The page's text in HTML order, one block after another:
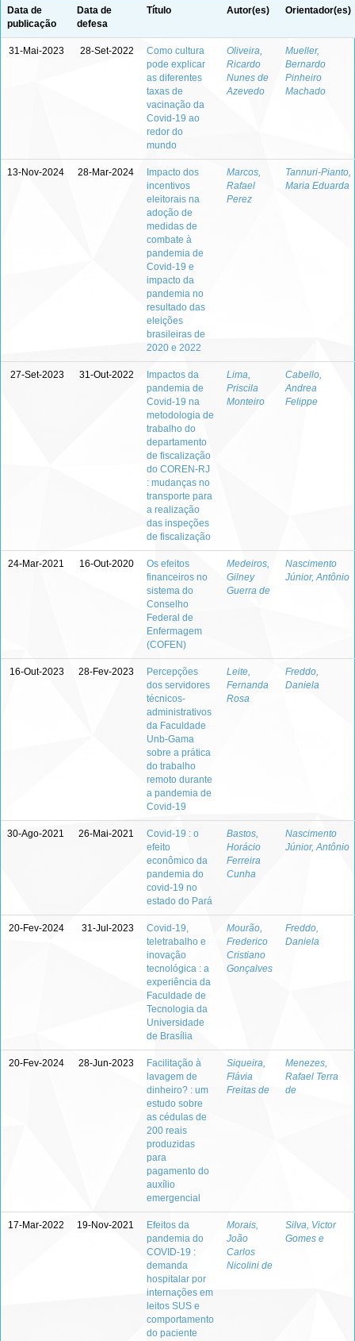
Data de
publicação
Data de
defesa
Título Autor(es) Orientador(es)
31-Mai-2023 28-Set-2022
Como cultura
pode explicar
as diferentes
taxas de
vacinação da
Covid-19 ao
redor do
mundo
Oliveira,
Ricardo
Nunes de
Azevedo
Mueller,
Bernardo
Pinheiro
Machado
13-Nov-2024 28-Mar-2024
Impacto dos
incentivos
eleitorais na
adoção de
medidas de
combate à
pandemia de
Covid-19 e
impacto da
pandemia no
resultado das
eleições
brasileiras de
2020 e 2022
Marcos,
Rafael
Perez
Tannuri-Pianto,
Maria Eduarda
27-Set-2023 31-Out-2022
Impactos da
pandemia de
Covid-19 na
metodologia de
trabalho do
departamento
de fiscalização
do COREN-RJ
: mudanças no
transporte para
a realização
das inspeções
de fiscalização
Lima,
Priscila
Monteiro
Cabello,
Andrea
Felippe
24-Mar-2021 16-Out-2020
Os efeitos
financeiros no
sistema do
Conselho
Federal de
Enfermagem
(COFEN)
Medeiros,
Gilney
Guerra de
Nascimento
Júnior, Antônio
16-Out-2023 28-Fev-2023
Percepções
dos servidores
técnicos-
administrativos
da Faculdade
Unb-Gama
sobre a prática
do trabalho
remoto durante
a pandemia de
Covid-19
Leite,
Fernanda
Rosa
Freddo,
Daniela
30-Ago-2021 26-Mai-2021
Covid-19 : o
efeito
econômico da
pandemia do
covid-19 no
estado do Pará
Bastos,
Horácio
Ferreira
Cunha
Nascimento
Júnior, Antônio
20-Fev-2024 31-Jul-2023
Covid-19,
teletrabalho e
inovação
tecnológica : a
experiência da
Faculdade de
Tecnologia da
Universidade
de Brasília
Mourão,
Frederico
Cristiano
Gonçalves
Freddo,
Daniela
20-Fev-2024 28-Jun-2023
Facilitação à
lavagem de
dinheiro? : um
estudo sobre
as cédulas de
200 reais
produzidas
para
pagamento do
auxílio
emergencial
Siqueira,
Flávia
Freitas de
Menezes,
Rafael Terra
de
17-Mar-2022 19-Nov-2021
Efeitos da
pandemia do
COVID-19 :
demanda
hospitalar por
internações em
leitos SUS e
comportamento
do paciente
Morais,
João
Carlos
Nicolini de
Silva, Victor
Gomes e